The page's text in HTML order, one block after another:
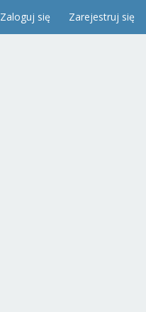
Zaloguj się Zarejestruj się